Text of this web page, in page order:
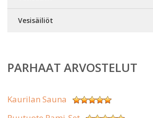
Vesisäiliöt
PARHAAT ARVOSTELUT
Kaurilan Sauna